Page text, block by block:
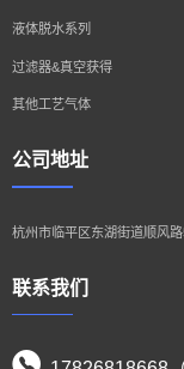
液体脱水系列
过滤器&真空获得
其他工艺气体
公司地址
杭州市临平区东湖街道顺风
联系我们